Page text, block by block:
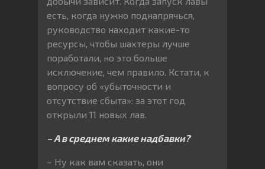
есть, когда нужно поднапрячься,
руководство находит какие-то
ресурсы, чтобы шахтеры лучше
поработали, но это больше
исключение, чем правило. Кстати, к
вопросу об «убыточности и
отсутствие сбыта»: за этот год
открыли 11 новых лав.
– А в среднем какие надбавки?
– Ну как вам сказать, они